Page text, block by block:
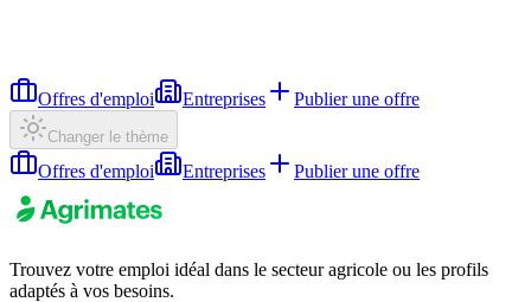
Offres d'emploi Entreprises Publier une offre
Changer le thème
Offres d'emploi Entreprises Publier une offre
Trouvez votre emploi idéal dans le secteur agricole ou les profils
adaptés à vos besoins.